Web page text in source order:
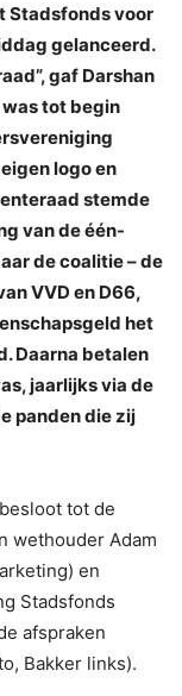
Stadsfonds voor
gelanceerd.
gaf Darshan
tot begin
logo en
stemde
van de één-
de coalitie – de
VVD en D66,
het
Daarna betalen
jaarlijks via de
panden die zij
tot de
wethouder Adam
en
Stadsfonds
afspraken
Bakker links).